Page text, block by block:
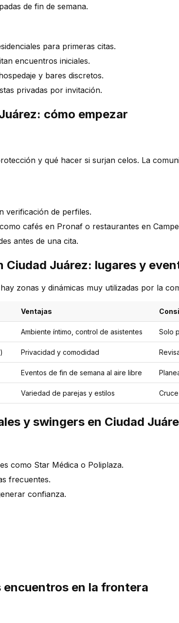
de fin de semana.
para primeras citas.
encuentros iniciales.
y bares discretos.
privadas por invitación.
cómo empezar
y qué hacer si surjan celos. La
verificación de perfiles.
cafés en Pronaf o restaurantes en
antes de una cita.
Ciudad Juárez: lugares y
zonas y dinámicas muy utilizadas por la
Ventajas
Ambiente íntimo, control de asistentes Solo
Privacidad y comodidad
Eventos de fin de semana al aire libre
Variedad de parejas y estilos
y swingers en Ciudad
como Star Médica o Poliplaza.
frecuentes.
confianza.
en la frontera